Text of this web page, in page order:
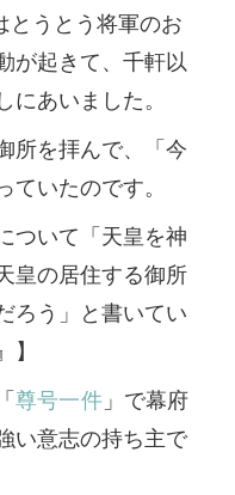
とうとう将軍のお
が起きて、千軒以
にあいました。
所を拝んで、「今
いたのです。
ついて「天皇を神
皇の居住する御所
ろう」と書いてい
尊号一件」で幕府
い意志の持ち主で